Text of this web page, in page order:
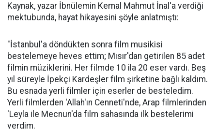
Kaynak, yazar İbnülemin Kemal Mahmut İnal'a verdiği
mektubunda, hayat hikayesini şöyle anlatmıştı:
"İstanbul'a döndükten sonra film musikisi
bestelemeye heves ettim; Mısır'dan getirilen 85 adet
filmin müziklerini. Her filmde 10 ila 20 eser vardı. Beş
yıl süreyle İpekçi Kardeşler film şirketine bağlı kaldım.
Bu esnada yerli filmler için eserler de besteledim.
Yerli filmlerden 'Allah'ın Cenneti'nde, Arap filmlerinden
'Leyla ile Mecnun'da film sahasında ilk bestelerimi
verdim.